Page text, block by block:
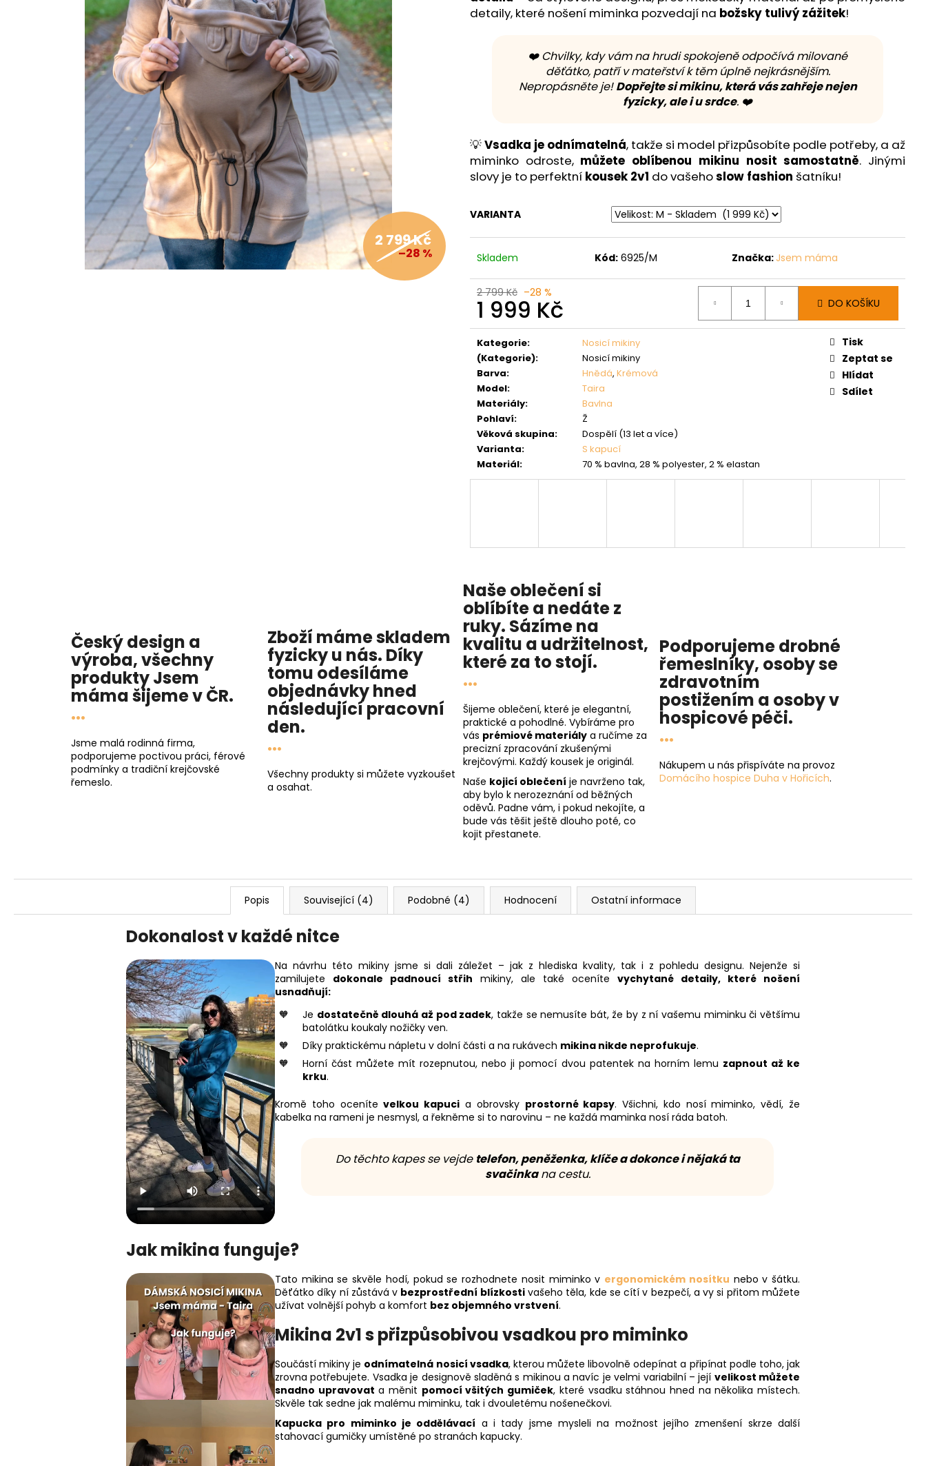
detaily, které nošení miminka pozvedají na božsky tulivý zážitek!
❤️ Chvilky, kdy vám na hrudi spokojeně odpočívá milované
děťátko, patří v mateřství k těm úplně nejkrásnějším.
Nepropásněte je!Dopřejte si mikinu, která vás zahřeje nejen
fyzicky, ale i u srdce. ❤️
💡Vsadka je odnímatelná, takže si model přizpůsobíte podle potřeby, a až
miminko odroste, můžete oblíbenou mikinu nosit samostatně. Jinými
slovy je to perfektní kousek 2v1 do vašehoslow fashion šatníku!
VARIANTA
Skladem Kód: 6925/M Značka: Jsem máma
2 799 Kč –28 %
1 999 Kč
Měrná
cena:
DO KOŠÍKU
Kategorie:
Nosicí mikiny
(Kategorie):
Nosicí mikiny
Barva: Hnědá, Krémová
Model:
Taira
Materiály:
Bavlna
Pohlaví:
Ž
Věková skupina:
Dospělí (13 let a více)
Varianta:
S kapucí
Materiál: 70 % bavlna, 28 % polyester, 2 % elastan
Tisk
Zeptat se
Hlídat
Sdílet
2 799 Kč
–28 %
Český design a
výroba, všechny
produktyJsem
mámašijeme v ČR.
...
Jsme malá rodinná firma,
podporujeme poctivou práci, férové
podmínky a tradiční krejčovské
řemeslo.
Zboží máme skladem
fyzicky u nás. Díky
tomu odesíláme
objednávky hned
následující pracovní
den.
...
Všechny produkty si můžete vyzkoušet
a osahat.
Naše oblečení si
oblíbíte a nedáte z
ruky. Sázíme na
kvalitu a udržitelnost,
které za to stojí.
...
Šijeme oblečení, které je elegantní,
praktické a pohodlné. Vybíráme pro
vás prémiové materiály a ručíme za
precizní zpracování zkušenými
krejčovými. Každý kousek je originál.
Naše kojicí oblečení je navrženo tak,
aby bylo k nerozeznání od běžných
oděvů. Padne vám, i pokud nekojíte, a
bude vás těšit ještě dlouho poté, co
kojit přestanete.
Podporujeme drobné
řemeslníky, osoby se
zdravotním
postižením a osoby v
hospicové péči.
...
Nákupem u nás přispíváte na provoz
Domácího hospice Duha v Hořicích.
Popis Související (4) Podobné (4) Hodnocení Ostatní informace
Dokonalost v každé nitce
Na návrhu této mikiny jsme si dali záležet – jak z hlediska kvality, tak i z pohledu designu. Nejenže si
zamilujete dokonale padnoucí střih mikiny, ale také oceníte vychytané detaily, které nošení
usnadňují:
Je dostatečně dlouhá až pod zadek, takže se nemusíte bát, že by z ní vašemu miminku či většímu
batolátku koukaly nožičky ven.
Díky praktickému nápletu v dolní části a na rukávech mikina nikde neprofukuje.
Horní část můžete mít rozepnutou, nebo ji pomocí dvou patentek na horním lemu zapnout až ke
krku.
Kromě toho ocenítevelkou kapuci a obrovsky prostorné kapsy. Všichni, kdo nosí miminko, vědí, že
kabelka na rameni je nesmysl, a řekněme si to narovinu – ne každá maminka nosí ráda batoh.
Do těchto kapes se vejde telefon, peněženka, klíče a dokonce i nějaká ta
svačinkana cestu.
Jak mikina funguje?
Tato mikina se skvěle hodí, pokud se rozhodnete nosit miminko v ergonomickém nosítku nebo v šátku.
Děťátko díky ní zůstává v bezprostřední blízkostivašeho těla, kde se cítí v bezpečí, a vy si přitom můžete
užívat volnější pohyb a komfort bez objemného vrstvení.
Mikina 2v1 s přizpůsobivou vsadkou pro miminko
Součástí mikiny je odnímatelná nosicí vsadka, kterou můžete libovolně odepínat a připínat podle toho, jak
zrovna potřebujete. Vsadka je designově sladěná s mikinou a navíc je velmi variabilní – její velikost můžete
snadno upravovat a měnit pomocí všitých gumiček, které vsadku stáhnou hned na několika místech.
Skvěle tak sedne jak malému miminku, tak i dvouletému nošenečkovi.
Kapucka pro miminko je oddělávací a i tady jsme mysleli na možnost jejího zmenšení skrze další
stahovací gumičky umístěné po stranách kapucky.